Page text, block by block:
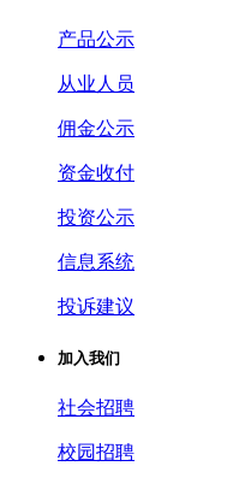
产品公示
从业人员
佣金公示
资金收付
投资公示
信息系统
投诉建议
加入我们
社会招聘
校园招聘